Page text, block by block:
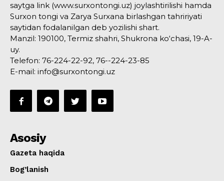
saytga link (www.surxontongi.uz) joylashtirilishi hamda
Surxon tongi va Zarya Surxana birlashgan tahririyati
saytidan fodalanilgan deb yozilishi shart.
Manzil: 190100, Termiz shahri, Shukrona ko‘chasi, 19-A-
uy.
Telefon: 76-224-22-92, 76--224-23-85
E-mail: info@surxontongi.uz
Asosiy
Gazeta haqida
Bog’lanish